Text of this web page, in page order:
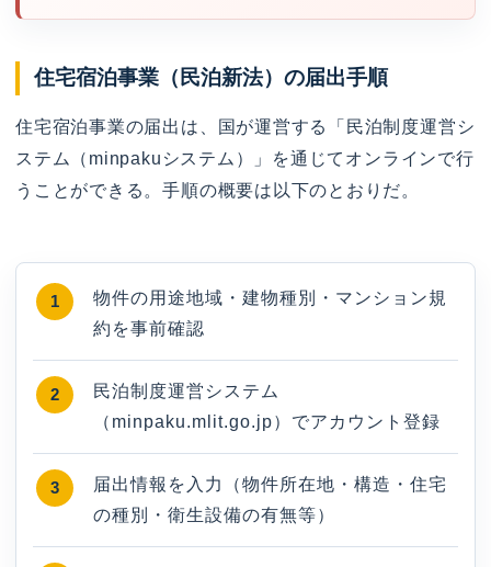
住宅宿泊事業（民泊新法）の届出手順
住宅宿泊事業の届出は、国が運営する「民泊制度運営シ
ステム（minpakuシステム）」を通じてオンラインで行
うことができる。手順の概要は以下のとおりだ。
物件の用途地域・建物種別・マンション規
約を事前確認
民泊制度運営システム
（minpaku.mlit.go.jp）でアカウント登録
届出情報を入力（物件所在地・構造・住宅
の種別・衛生設備の有無等）